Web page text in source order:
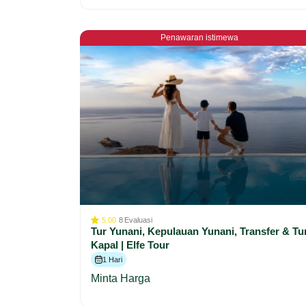
Penawaran istimewa
5.00 8 Evaluasi
Tur Yunani, Kepulauan Yunani, Transfer &
Kapal | Elfe Tour
1 Hari
Minta Harga